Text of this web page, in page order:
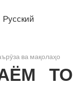
Русский
ва мақолаҳо
ТО